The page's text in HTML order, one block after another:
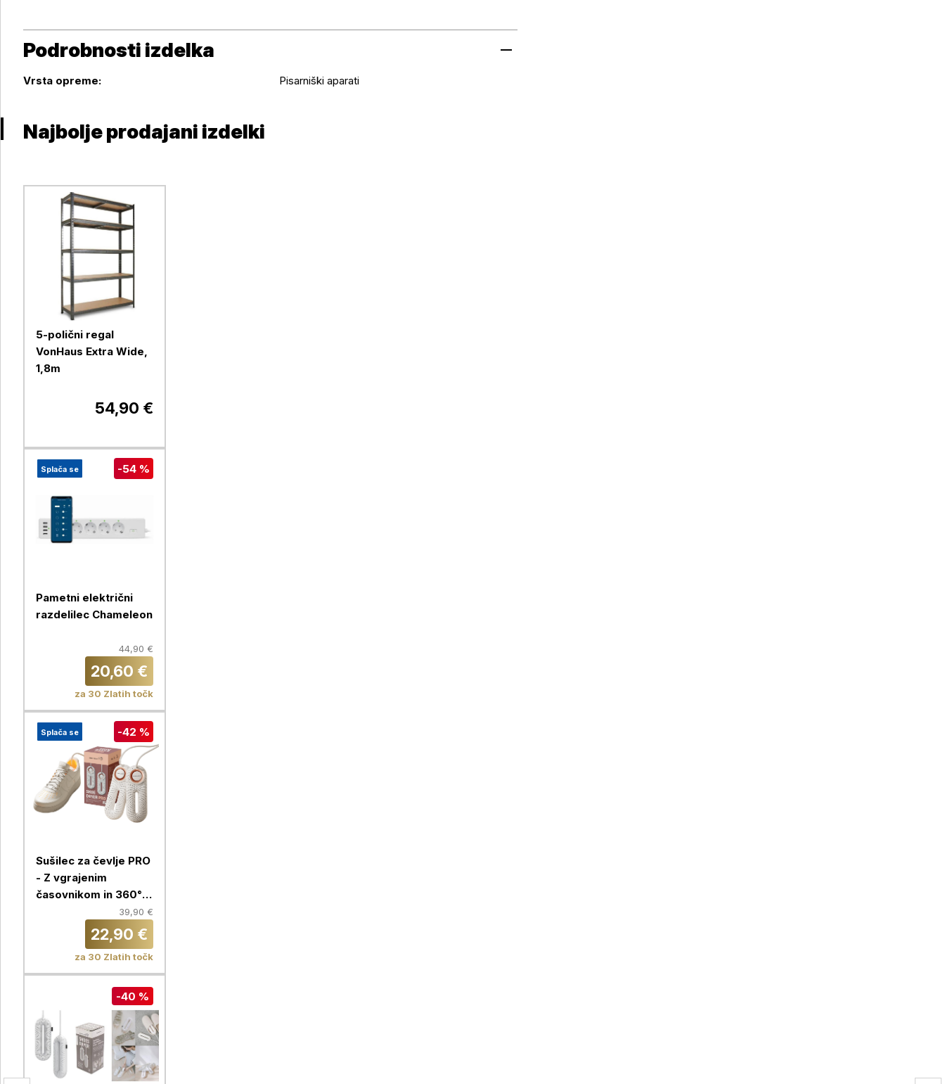
Podrobnosti izdelka
Vrsta opreme: Pisarniški aparati
Najbolje prodajani izdelki
5-polični regal
VonHaus Extra Wide,
1,8m
54,90 €
Splača se -54 %
Pametni električni
razdelilec Chameleon
44,90 €
20,60 €
za 30 Zlatih točk
Splača se -42 %
Sušilec za čevlje PRO
- Z vgrajenim
časovnikom in 360°
kroženjem zraka39,90 €
22,90 €
za 30 Zlatih točk
-40 %